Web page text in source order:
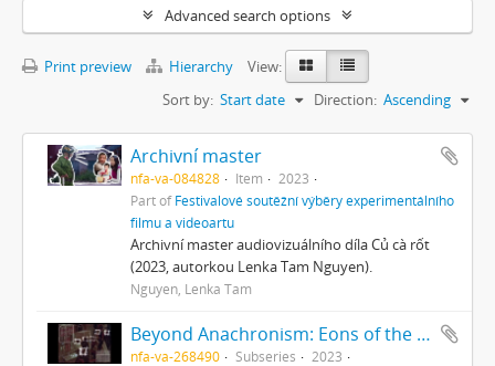
Advanced search options
Print preview Hierarchy
View:
Sort by: Start date Direction: Ascending
Archivní master
nfa-va-084828 Item
2023
Part ofFestivalové soutěžní výběry experimentálního
filmu a videoartu
Archivní master audiovizuálního díla Củ cà rốt
(2023, autorkou Lenka Tam Nguyen).
Nguyen, Lenka Tam
Beyond Anachronism: Eons of the Binary (Film)
nfa-va-268490 Subseries
2023